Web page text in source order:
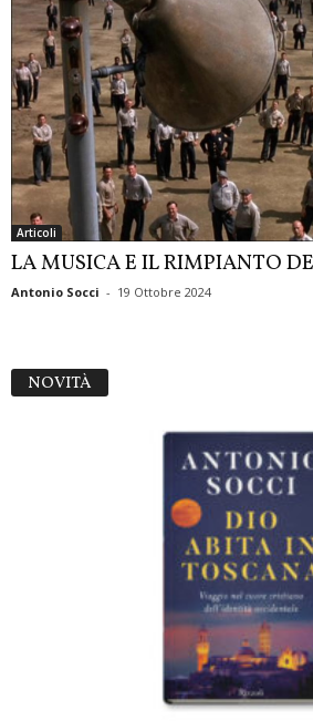
Articoli
LA MUSICA E IL RIMPIANTO
Antonio Socci - 19 Ottobre 2024
NOVITÀ